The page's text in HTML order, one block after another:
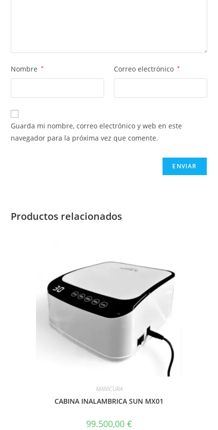
Nombre * Correo electrónico *
Guarda mi nombre, correo electrónico y web en este
navegador para la próxima vez que comente.
Productos relacionados
MANICURA
CABINA INALAMBRICA SUN MX01
99.500,00 €